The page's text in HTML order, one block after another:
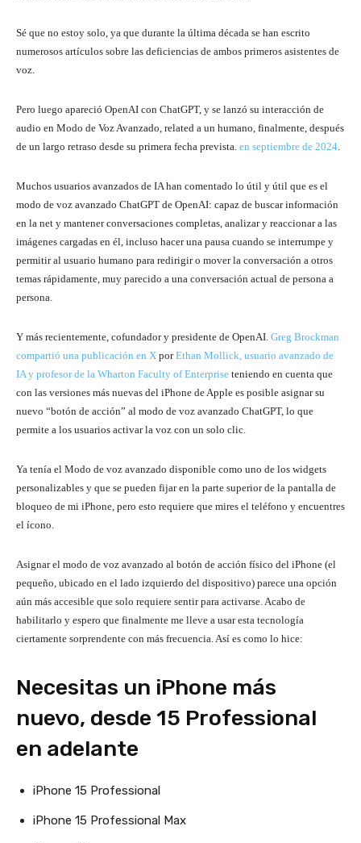
Sé que no estoy solo, ya que durante la última década se han escrito
numerosos artículos sobre las deficiencias de ambos primeros asistentes de
voz.
Pero luego apareció OpenAI con ChatGPT, y se lanzó su interacción de
audio en Modo de Voz Avanzado, related a un humano, finalmente, después
de un largo retraso desde su primera fecha prevista. en septiembre de 2024
Muchos usuarios avanzados de IA han comentado lo útil y útil que es el
modo de voz avanzado ChatGPT de OpenAI: capaz de buscar información
en la net y mantener conversaciones completas, analizar y reaccionar a las
imágenes cargadas en él, incluso hacer una pausa cuando se interrumpe y
permitir al usuario humano para redirigir o mover la conversación a otros
temas rápidamente, muy parecido a una conversación actual de persona a
persona.
Y más recientemente, cofundador y presidente de OpenAI. Greg Brockman
compartió una publicación en X porEthan Mollick, usuario avanzado de
IA y profesor de la Wharton Faculty of Enterprise teniendo en cuenta que
con las versiones más nuevas del iPhone de Apple es posible asignar su
nuevo “botón de acción” al modo de voz avanzado ChatGPT, lo que
permite a los usuarios activar la voz con un solo clic.
Ya tenía el Modo de voz avanzado disponible como uno de los widgets
personalizables y que se pueden fijar en la parte superior de la pantalla de
bloqueo de mi iPhone, pero esto requiere que mires el teléfono y encuentres
el ícono.
Asignar el modo de voz avanzado al botón de acción físico del iPhone (el
pequeño, ubicado en el lado izquierdo del dispositivo) parece una opción
aún más accesible que solo requiere sentir para activarse. Acabo de
habilitarlo y espero que finalmente me lleve a usar esta tecnología
ciertamente sorprendente con más frecuencia. Así es como lo hice:
Necesitas un iPhone más
nuevo, desde 15 Professional
en adelante
iPhone 15 Professional
iPhone 15 Professional Max